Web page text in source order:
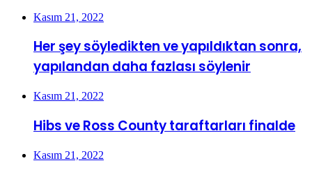
Kasım 21, 2022
Her şey söyledikten ve yapıldıktan sonra,
yapılandan daha fazlası söylenir
Kasım 21, 2022
Hibs ve Ross County taraftarları finalde
Kasım 21, 2022